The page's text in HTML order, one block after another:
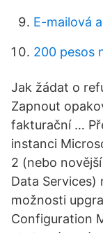
E-mailová
200 pesos
Jak žádat o
Zapnout
fakturační …
instanci
2 (nebo
Data Services)
možnosti
Configuration